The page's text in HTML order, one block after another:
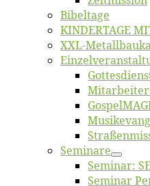
Bi­bel­ta­ge
KINDERTAGE
XXL-
Se­mi­na­re
Se­mi­nar:
Se­mi­nar